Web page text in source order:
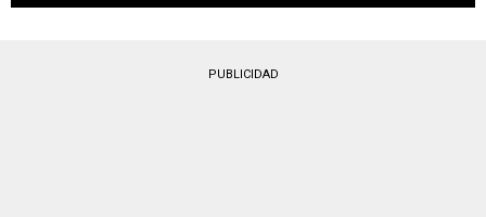
PUBLICIDAD